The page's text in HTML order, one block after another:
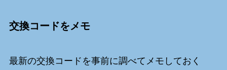
交換コードをメモ
最新の交換コードを事前に調べてメモしておく